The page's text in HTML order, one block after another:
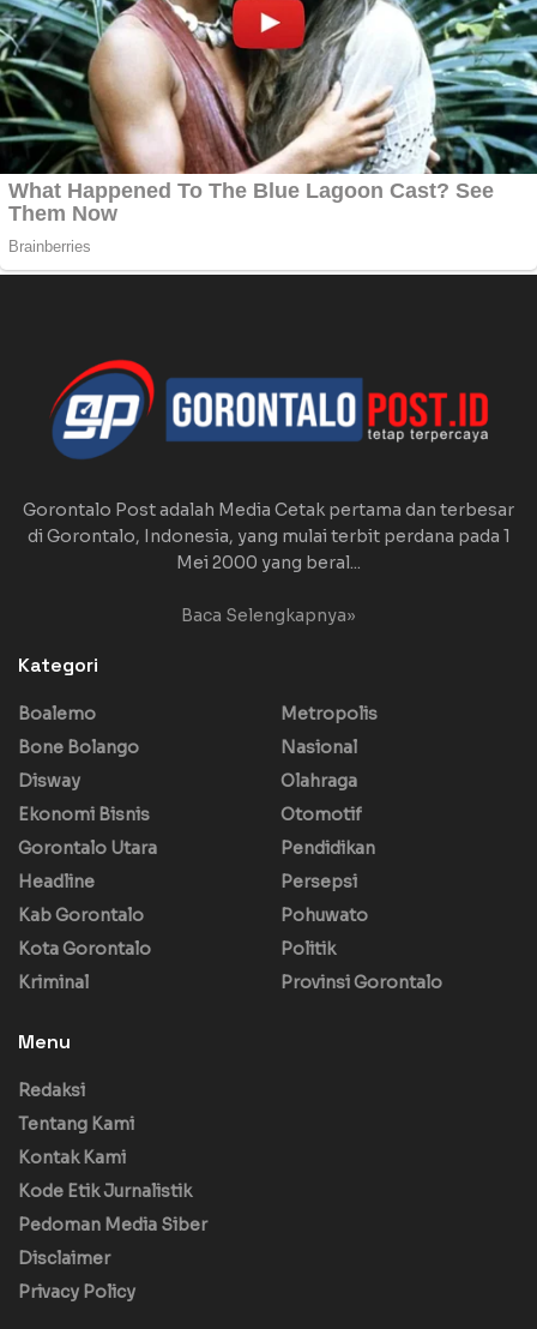
Gorontalo Post adalah Media Cetak pertama dan terbesar
di Gorontalo, Indonesia, yang mulai terbit perdana pada 1
Mei 2000 yang beral...
Baca Selengkapnya»
Kategori
Boalemo
Bone Bolango
Disway
Ekonomi Bisnis
Gorontalo Utara
Headline
Kab Gorontalo
Kota Gorontalo
Kriminal
Metropolis
Nasional
Olahraga
Otomotif
Pendidikan
Persepsi
Pohuwato
Politik
Provinsi Gorontalo
Menu
Redaksi
Tentang Kami
Kontak Kami
Kode Etik Jurnalistik
Pedoman Media Siber
Disclaimer
Privacy Policy